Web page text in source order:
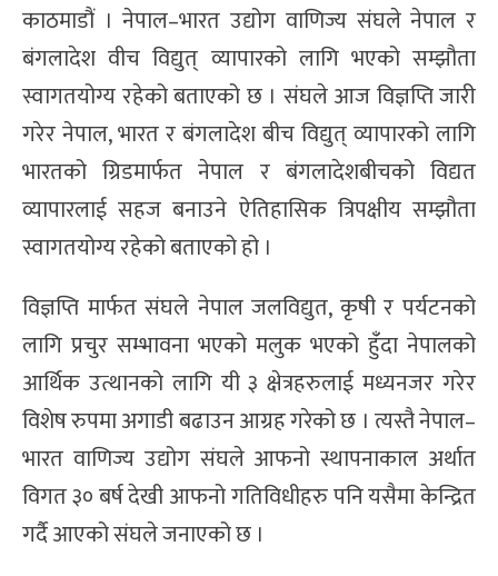
काठमाडौं । नेपाल–भारत उद्योग वाणिज्य संघले नेपाल र
बंगलादेश वीच विद्युत् व्यापारको लागि भएको सम्झौता
स्वागतयोग्य रहेको बताएको छ । संघले आज विज्ञप्ति जारी
गरेर नेपाल, भारत र बंगलादेश बीच विद्युत् व्यापारको लागि
भारतको ग्रिडमार्फत नेपाल र बंगलादेशबीचको विद्यत
व्यापारलाई सहज बनाउने ऐतिहासिक त्रिपक्षीय सम्झौता
स्वागतयोग्य रहेको बताएको हो ।
विज्ञप्ति मार्फत संघले नेपाल जलविद्युत, कृषी र पर्यटनको
लागि प्रचुर सम्भावना भएको मलुक भएको हुंँदा नेपालको
आर्थिक उत्थानको लागि यी ३ क्षेत्रहरुलाई मध्यनजर गरेर
विशेष रुपमा अगाडी बढाउन आग्रह गरेको छ । त्यस्तै नेपाल–
भारत वाणिज्य उद्योग संघले आफनो स्थापनाकाल अर्थात
विगत ३० बर्ष देखी आफनो गतिविधीहरु पनि यसैमा केन्द्रित
गर्दै आएको संघले जनाएको छ ।